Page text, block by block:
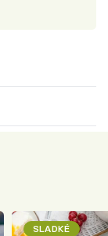
SLADKÉ